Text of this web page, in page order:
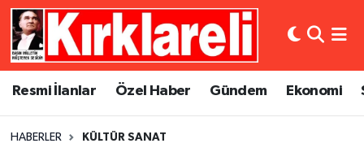
Resmi İlanlar Özel Haber Gündem Ekonomi
HABERLER KÜLTÜR SANAT
Resmi İlanlar
Gündem
Asayiş
Dünya
Künye
Gizlilik Sözleşmesi
Merkez Nöbetçi Eczaneler
Merkez Trafik Yoğunluk Haritası